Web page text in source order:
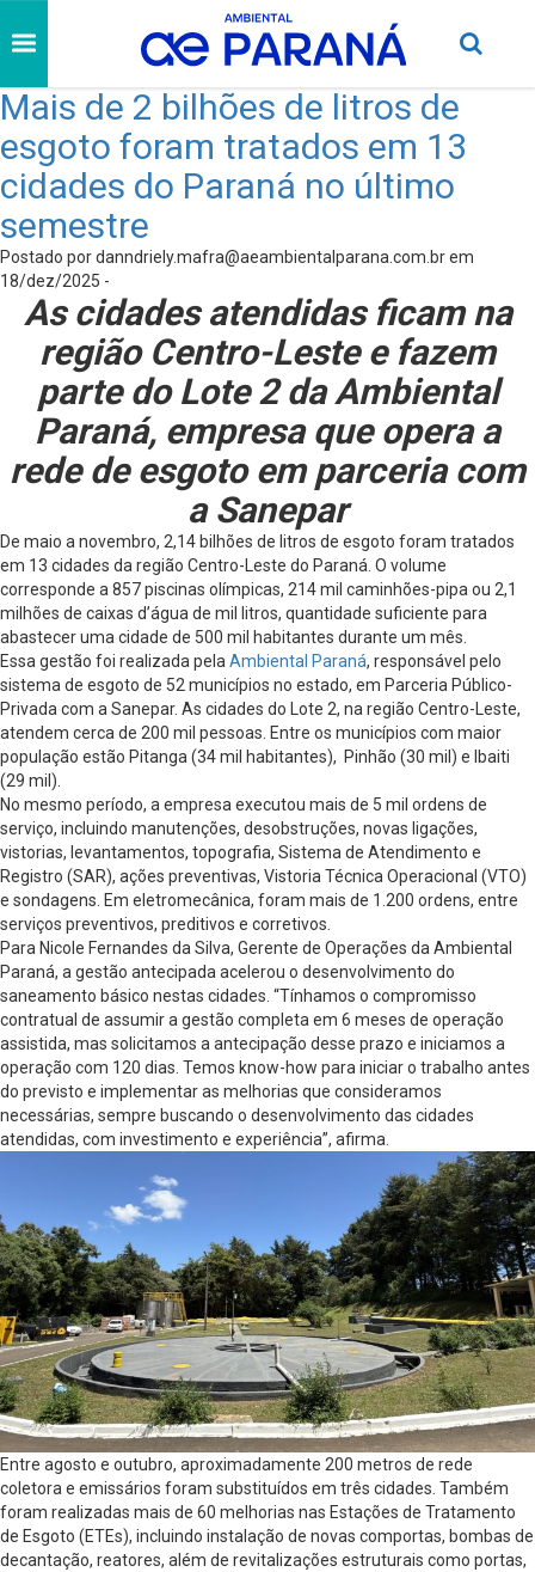
Mais de 2 bilhões de litros de
esgoto foram tratados em 13
cidades do Paraná no último
semestre
Postado pordanndriely.mafra@aeambientalparana.com.brem
18/dez/2025 -
As cidades atendidas ficam na
região Centro-Leste e fazem
parte do Lote 2 da Ambiental
Paraná, empresa que opera a
rede de esgoto em parceria com
a Sanepar
De maio a novembro, 2,14 bilhões de litros de esgoto foram tratados
em 13 cidades da região Centro-Leste do Paraná. O volume
corresponde a 857 piscinas olímpicas, 214 mil caminhões-pipa ou 2,1
milhões de caixas d’água de mil litros, quantidade suficiente para
abastecer uma cidade de 500 mil habitantes durante um mês.
Essa gestão foi realizada pela Ambiental Paraná, responsável pelo
sistema de esgoto de 52 municípios no estado, em Parceria Público-
Privada com a Sanepar. As cidades do Lote 2, na região Centro-Leste,
atendem cerca de 200 mil pessoas. Entre os municípios com maior
população estão Pitanga (34 mil habitantes), Pinhão (30 mil) e Ibaiti
(29 mil).
No mesmo período, a empresa executou mais de 5 mil ordens de
serviço, incluindo manutenções, desobstruções, novas ligações,
vistorias, levantamentos, topografia, Sistema de Atendimento e
Registro (SAR), ações preventivas, Vistoria Técnica Operacional (VTO)
e sondagens. Em eletromecânica, foram mais de 1.200 ordens, entre
serviços preventivos, preditivos e corretivos.
Para Nicole Fernandes da Silva, Gerente de Operações da Ambiental
Paraná, a gestão antecipada acelerou o desenvolvimento do
saneamento básico nestas cidades. “Tínhamos o compromisso
contratual de assumir a gestão completa em 6 meses de operação
assistida, mas solicitamos a antecipação desse prazo e iniciamos a
operação com 120 dias. Temos know-how para iniciar o trabalho antes
do previsto e implementar as melhorias que consideramos
necessárias, sempre buscando o desenvolvimento das cidades
atendidas, com investimento e experiência”, afirma.
Entre agosto e outubro, aproximadamente 200 metros de rede
coletora e emissários foram substituídos em três cidades. Também
foram realizadas mais de 60 melhorias nas Estações de Tratamento
de Esgoto (ETEs), incluindo instalação de novas comportas, bombas de
decantação, reatores, além de revitalizações estruturais como portas,